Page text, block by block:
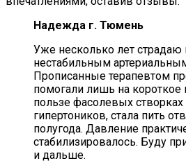
Надежда г. Тюмень
Уже несколько лет
нестабильным
Прописанные терапевтом
помогали лишь на короткое
пользе фасолевых створках
гипертоников, стала пить
полугода. Давление
стабилизировалось. Буду
и дальше.